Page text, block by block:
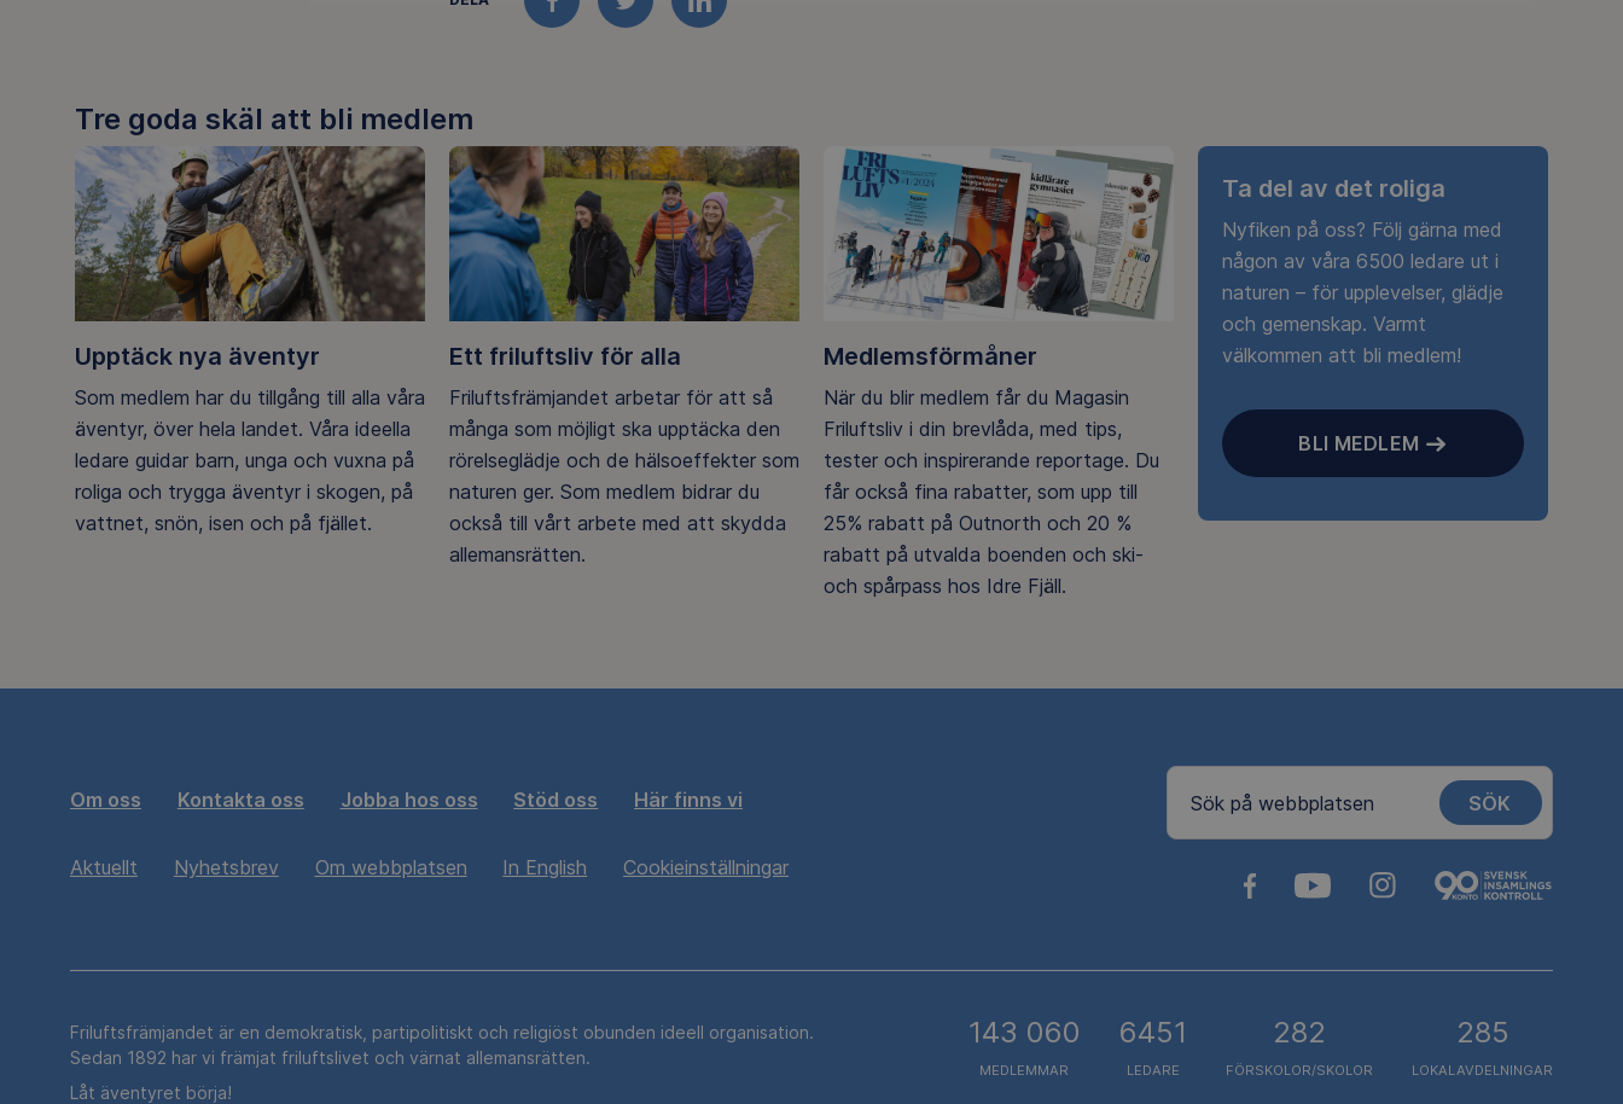
FACEBOOKTWITTERLINKEDIN
Tre goda skäl att bli medlem
Upptäck nya äventyr
Som medlem har du tillgång till alla våra
äventyr, över hela landet. Våra ideella
ledare guidar barn, unga och vuxna på
roliga och trygga äventyr i skogen, på
vattnet, snön, isen och på fjället.
Ett friluftsliv för alla
Friluftsfrämjandet arbetar för att så
många som möjligt ska upptäcka den
rörelseglädje och de hälsoeffekter som
naturen ger. Som medlem bidrar du
också till vårt arbete med att skydda
allemansrätten.
Medlemsförmåner
När du blir medlem får du Magasin
Friluftsliv i din brevlåda, med tips,
tester och inspirerande reportage. Du
får också fina rabatter, som upp till
25% rabatt på Outnorth och 20 %
rabatt på utvalda boenden och ski-
och spårpass hos Idre Fjäll.
Ta del av det roliga
Nyfiken på oss? Följ gärna med
någon av våra 6500 ledare ut i
naturen – för upplevelser, glädje
och gemenskap. Varmt
välkommen att bli medlem!
BLI MEDLEM
Om oss Kontakta oss Jobba hos oss Stöd oss Här finns vi
Aktuellt Nyhetsbrev Om webbplatsen In English Cookieinställningar
Sök på webbplatsen SÖK
Friluftsfrämjandet är en demokratisk, partipolitiskt och religiöst obunden ideell organisation.
Sedan 1892 har vi främjat friluftslivet och värnat allemansrätten.
Låt äventyret börja!
143 060
MEDLEMMAR
6451
LEDARE
282
FÖRSKOLOR/SKOLOR
285
LOKALAVDELNINGAR